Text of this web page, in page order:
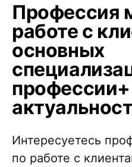
Профессия
работе с
основных
Интересуетесь
по работе с